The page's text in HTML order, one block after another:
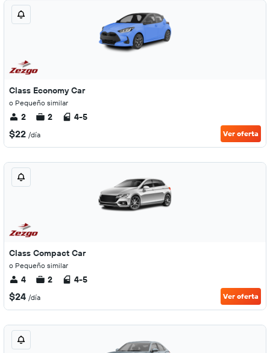
Class Economy Car
o Pequeño similar
2 2 4-5
$22 /día Ver oferta
Class Compact Car
o Pequeño similar
4 2 4-5
$24 /día Ver oferta